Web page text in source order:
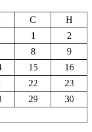
С
Н
1
2
8
9
15
16
22
23
29
30